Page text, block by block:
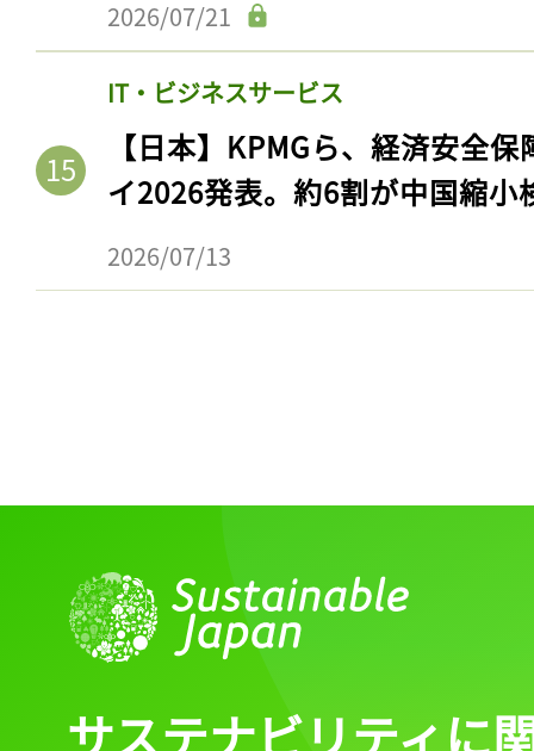
2026/07/21
IT・ビジネスサービス
【日本】KPMGら、経済安全
イ2026発表。約6割が中国縮小
2026/07/13
サステナビリティに